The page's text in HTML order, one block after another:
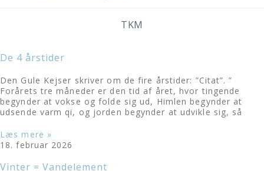
TKM
De 4 årstider
Den Gule Kejser skriver om de fire årstider: ”Citat”. ”
Forårets tre måneder er den tid af året, hvor tingende
begynder at vokse og folde sig ud, Himlen begynder at
udsende varm qi, og jorden begynder at udvikle sig, så
Læs mere »
18. februar 2026
Vinter = Vandelement